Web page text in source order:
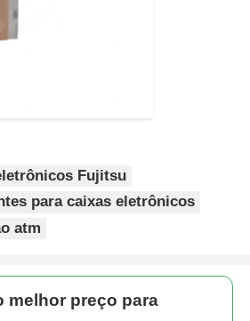
Fujitsu
para caixas eletrônicos
atm
melhor preço para